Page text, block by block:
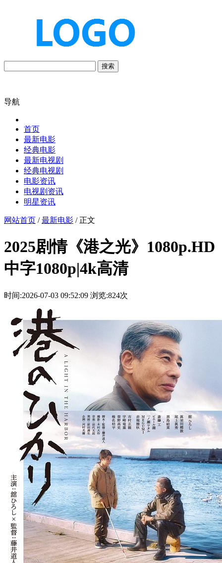
搜索
导航
首页
最新电影
经典电影
最新电视剧
经典电视剧
电影资讯
电视剧资讯
明星资讯
网站首页 /最新电影 / 正文
2025剧情《港之光》1080p.HD
中字1080p|4k高清
时间:2026-07-03 09:52:09 浏览:824次